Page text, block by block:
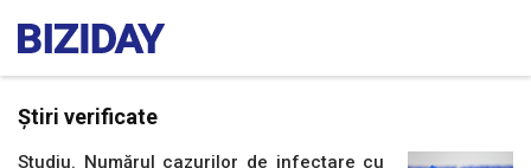
Știri verificate
Studiu. Numărul cazurilor de infectare cu